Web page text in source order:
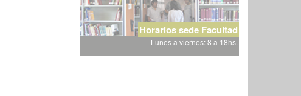
Horarios sede Facultad
Lunes a viernes: 8 a 18hs.